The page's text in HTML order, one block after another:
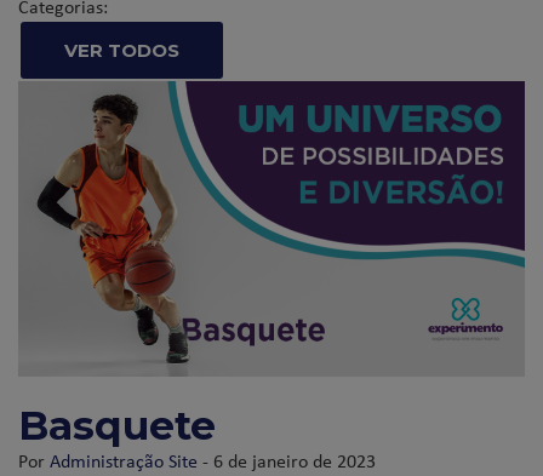
Categorias:
VER TODOS
Basquete
PorAdministração Site - 6 de janeiro de 2023